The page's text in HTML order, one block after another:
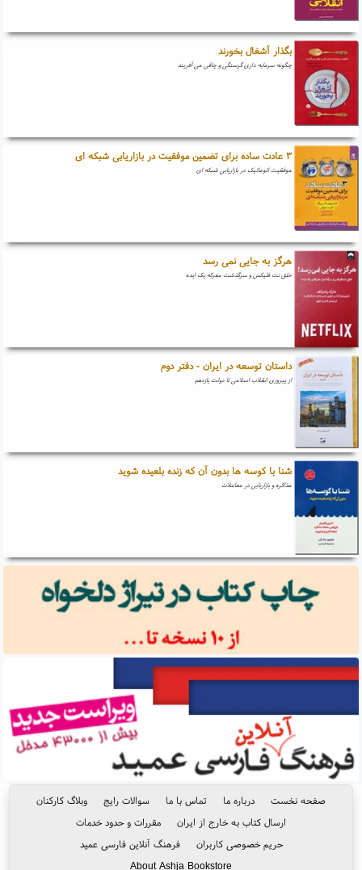
بگذار آشغال بخورند
چگونه سرمایه داری گرسنگی و چاقی می آفریند
۳ عادت ساده برای تضمین موفقیت در بازاریابی شبکه ای
موفقیت اتوماتیک در بازاریابی شبکه ای
هرگز به جایی نمی رسد
خلق نت فلیکس و سرگذشت معرکه یک ایده
داستان توسعه در ایران - دفتر دوم
از پیروزی انقلاب اسلامی تا دولت یازدهم
شنا با کوسه ها بدون آن که زنده بلعیده شوید
مذاکره و بازاریابی در معاملات
صفحه نخست درباره ما تماس با ما سوالات رایج
وبلاگ کارکنان
ارسال کتاب به خارج از ایران
مقررات و حدود خدمات
حریم خصوصی کاربران
فرهنگ آنلاین فارسی عمید
About Ashja Bookstore